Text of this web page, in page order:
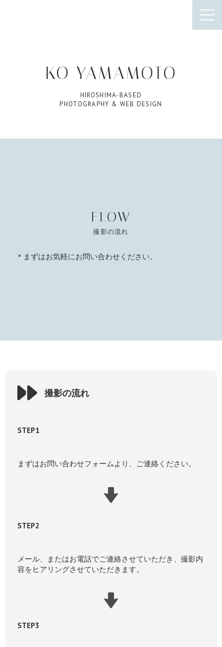
KO YAMAMOTO
HIROSHIMA-BASED
PHOTOGRAPHY & WEB DESIGN
FLOW
撮影の流れ
＊まずはお気軽にお問い合わせください。
撮影の流れ
STEP1
まずはお問い合わせフォームより、ご連絡ください。
STEP2
メール、またはお電話でご連絡させていただき、撮影内
容をヒアリングさせていただきます。
STEP3